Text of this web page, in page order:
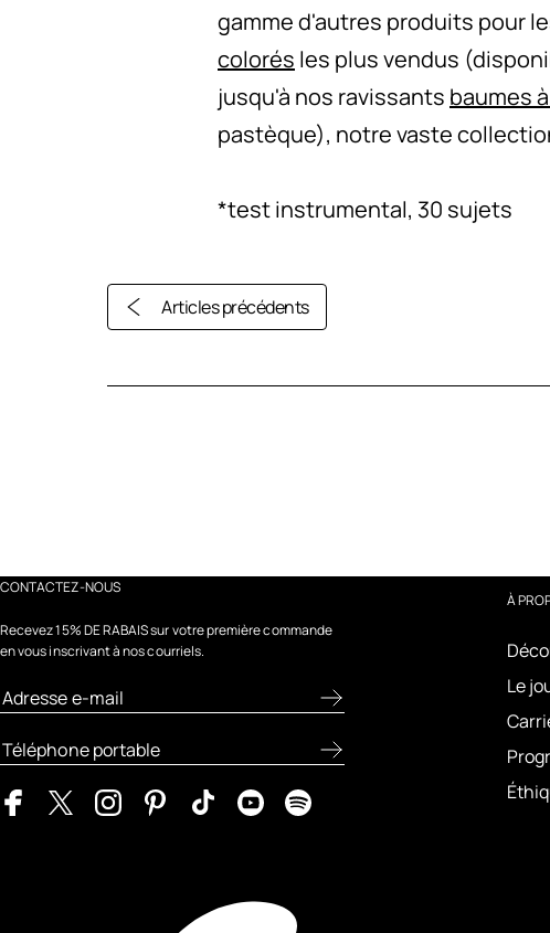
gamme d'autres produits pour
colorés les plus vendus
jusqu'à nos ravissants baumes
pastèque), notre vaste
*test instrumental, 30 sujets
Articles précédents
CONTACTEZ-NOUS
Recevez 15% DE RABAIS sur votre première commande
en vous inscrivant à nos courriels.
À
Le